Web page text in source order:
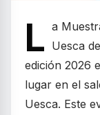
L a
Uesca
edición 2026
lugar en el
Uesca. Este